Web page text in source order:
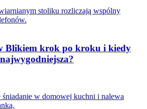
Blikiem krok po kroku i kiedy